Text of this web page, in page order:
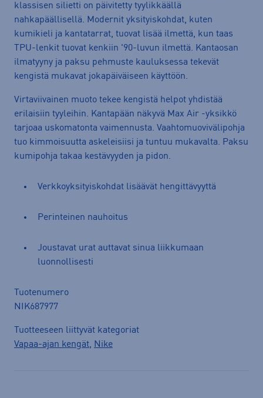
klassisen silietti on päivitetty tyylikkäällä
nahkapäällisellä. Modernit yksityiskohdat, kuten
kumikieli ja kantatarrat, tuovat lisää ilmettä, kun taas
TPU-lenkit tuovat kenkiin '90-luvun ilmettä. Kantaosan
ilmatyyny ja paksu pehmuste kauluksessa tekevät
kengistä mukavat jokapäiväiseen käyttöön.
Virtaviivainen muoto tekee kengistä helpot yhdistää
erilaisiin tyyleihin. Kantapään näkyvä Max Air -yksikkö
tarjoaa uskomatonta vaimennusta. Vaahtomuovivälipohja
tuo kimmoisuutta askeleisiisi ja tuntuu mukavalta. Paksu
kumipohja takaa kestävyyden ja pidon.
Verkkoyksityiskohdat lisäävät hengittävyyttä
Perinteinen nauhoitus
Joustavat urat auttavat sinua liikkumaan
luonnollisesti
Tuotenumero
NIK687977
Tuotteeseen liittyvät kategoriat
Vapaa-ajan kengät, Nike